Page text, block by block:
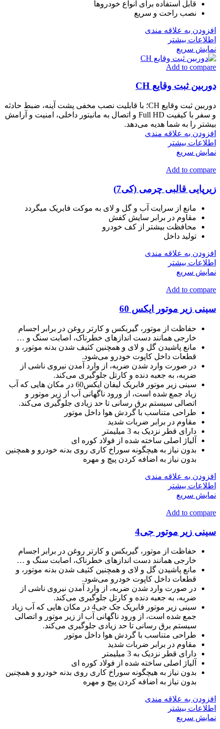
قابل استفاده برای انواع خودروها
نصب راحت و سریع
افزودن به علاقه مندی
اطلاعات بیشتر
نمایش سریع
Add to compare
دوربین ثبت وقایع CH
دوربین ثبت وقایع CH؛ با قابلیت نصب مخفی پشت آینه، ضبط حادثه
و سفر با کیفیت Full HD و اتصال به مانیتور داخلی، امنیت و آرامش
بیشتر را به شما هدیه می‌دهد.
افزودن به علاقه مندی
اطلاعات بیشتر
نمایش سریع
Add to compare
زیرپایی قالبی چرمی (کی7)
مانع از سرایت آب و گل و لای به موکت فابریک میگردد
مقاوم در برابر سایش کفش
محافظت بیشتر از کف خودرو
تولید داخل
افزودن به علاقه مندی
اطلاعات بیشتر
نمایش سریع
Add to compare
سینی زیر موتور ایکس 60
حفاظت از موتور، گیربکس و کارتر روغن در برابر اجسام
خارجی همانند دست اندازهای خطرناک، اصابت سنگ و …
مانع پاشیدن گل و لای و همچنین کثیف شدن بدنه موتور، و
قطعات داخل کاپوت خودرو می‌شود.
در صورت وارد شدن ضربه، از وارد آمدن نیروی ناشی از
ضربه، به جعبه دنده و کارتل جلوگیری می‌کند.
سینی زیر موتور فابریک لیفان ایکس60 در مکان هایی که آب
زیاد جمع شده است، از ورود ناگهانی آب از زیر موتور و
اتصالی سیستم برق رسانی تا حد زیادی جلوگیری می‌کند.
طراحی متناسب با گردش هوا داخل موتور
مقاوم در برابر ضربات شدید
دارای قطر نزدیک به 3 میلیمتر
آلیاژ اصلی ساخته شده از فولاد کوره ای
بدون نیاز به هیچگونه سوراخ کاری روی بدنه خودرو و همچنین
بدون نیاز به اضافه کردن پیچ و مهره
افزودن به علاقه مندی
اطلاعات بیشتر
نمایش سریع
Add to compare
سینی زیر موتور جی4
حفاظت از موتور، گیربکس و کارتر روغن در برابر اجسام
خارجی همانند دست اندازهای خطرناک، اصابت سنگ و …
مانع پاشیدن گل و لای و همچنین کثیف شدن بدنه موتور، و
قطعات داخل کاپوت خودرو می‌شود.
در صورت وارد شدن ضربه، از وارد آمدن نیروی ناشی از
ضربه، به جعبه دنده و کارتل جلوگیری می‌کند.
سینی زیر موتور فابریک جک جی4 در مکان هایی که آب زیاد
جمع شده است، از ورود ناگهانی آب از زیر موتور و اتصالی
سیستم برق رسانی تا حد زیادی جلوگیری می‌کند.
طراحی متناسب با گردش هوا داخل موتور
مقاوم در برابر ضربات شدید
دارای قطر نزدیک به 3 میلیمتر
آلیاژ اصلی ساخته شده از فولاد کوره ای
بدون نیاز به هیچگونه سوراخ کاری روی بدنه خودرو و همچنین
بدون نیاز به اضافه کردن پیچ و مهره
افزودن به علاقه مندی
اطلاعات بیشتر
نمایش سریع